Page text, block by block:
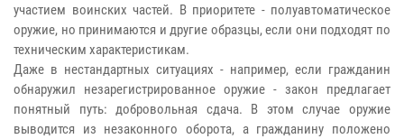
участием воинских частей. В приоритете - полуавтоматическое
оружие, но принимаются и другие образцы, если они подходят по
техническим характеристикам.
Даже в нестандартных ситуациях - например, если гражданин
обнаружил незарегистрированное оружие - закон предлагает
понятный путь: добровольная сдача. В этом случае оружие
выводится из незаконного оборота, а гражданину положено